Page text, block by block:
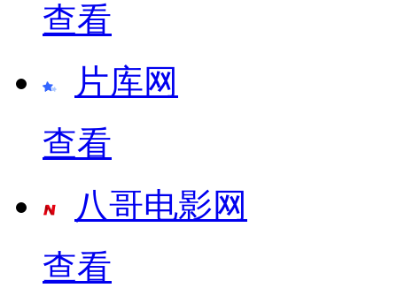
查看
片库网
查看
八哥电影网
查看